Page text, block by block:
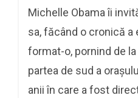
Michelle Obama îi
sa, făcând o cronică a
format-o, pornind de
partea de sud a
anii în care a fost